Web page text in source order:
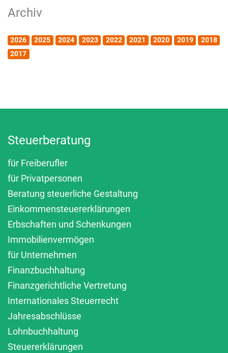
Archiv
2026 2025 2024 2023 2022 2021 2020 2019
2018
2017
Steuerberatung
für Freiberufler
für Privatpersonen
Beratung steuerliche Gestaltung
Einkommensteuererklärungen
Erbschaften und Schenkungen
Immobilienvermögen
für Unternehmen
Finanzbuchhaltung
Finanzgerichtliche Vertretung
Internationales Steuerrecht
Jahresabschlüsse
Lohnbuchhaltung
Steuererklärungen